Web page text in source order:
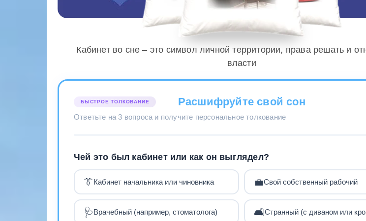
Кабинет во сне – это символ личной территории, права решать и
власти
БЫСТРОЕ ТОЛКОВАНИЕ Расшифруйте свой сон
Ответьте на 3 вопроса и получите персональное толкование
Чей это был кабинет или как он выглядел?
👔Кабинет начальника или чиновника 💼Свой собственный рабочий
🩺Врачебный (например, стоматолога) 🛋️Странный (с диваном или